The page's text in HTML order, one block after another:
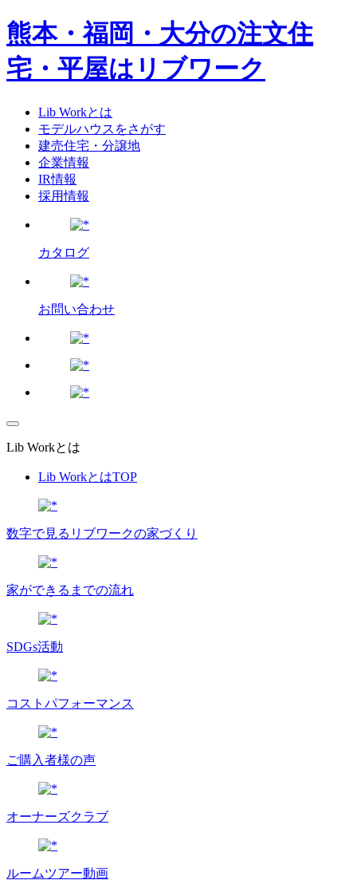
熊本・福岡・大分の注文住
宅・平屋はリブワーク
Lib Workとは
モデルハウスをさがす
建売住宅・分譲地
企業情報
IR情報
採用情報
カタログ
お問い合わせ
Lib Workとは
Lib WorkとはTOP
数字で⾒るリブワークの家づくり
家ができるまでの流れ
SDGs活動
コストパフォーマンス
ご購入者様の声
オーナーズクラブ
ルームツアー動画